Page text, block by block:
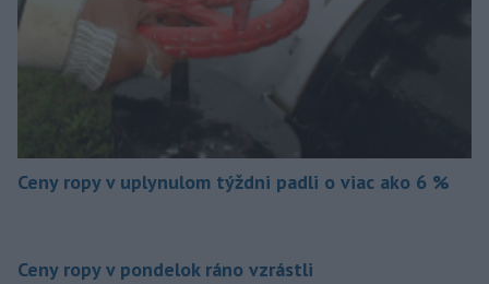
Ceny ropy v uplynulom týždni padli o viac ako 6 %
Ceny ropy v pondelok ráno vzrástli